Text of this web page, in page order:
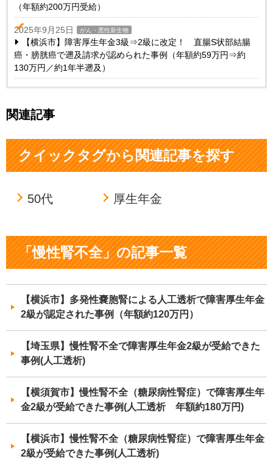
（年額約200万円受給）
2025年9月25日 がん・悪性新生物
【横浜市】障害厚生年金3級⇒2級に改定！ 直腸S状部結腸
癌・膀胱癌で遡及請求が認められた事例（年額約59万円⇒約
130万円／約1年半遡及）
関連記事
クイックタグから関連記事を探す
50代 厚生年金
「慢性腎不全」の記事一覧
【横浜市】多発性嚢胞腎による人工透析で障害厚生年金
2級が認定された事例（年額約120万円）
【埼玉県】慢性腎不全で障害厚生年金2級が受給できた
事例(人工透析)
【横須賀市】慢性腎不全（糖尿病性腎症）で障害厚生年
金2級が受給できた事例(人工透析 年額約180万円)
【横浜市】慢性腎不全（糖尿病性腎症）で障害厚生年金
2級が受給できた事例(人工透析)